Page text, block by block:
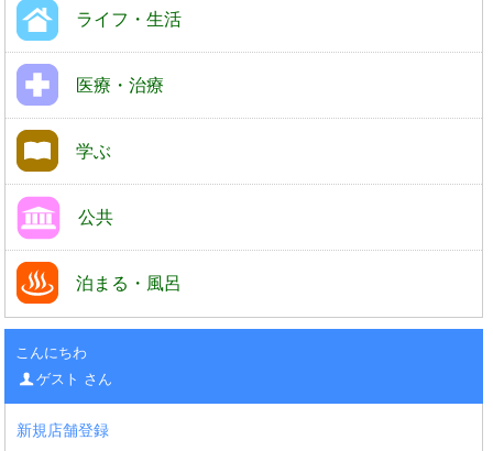
ライフ・生活
医療・治療
学ぶ
公共
泊まる・風呂
こんにちわ
ゲスト さん
新規店舗登録